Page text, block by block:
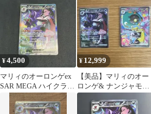
e…
¥4,500
マリィのオーロンゲex
SAR MEGA ハイクラス
パック MEGAドリーム
¥ 12,999
【美品】マリィのオー
ロンゲ& ナンジャモの
ハラバリー SAR ポケモ
ンカード